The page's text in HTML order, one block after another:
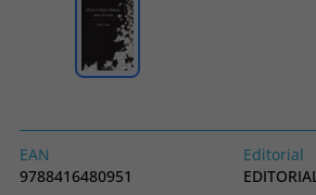
EAN
9788416480951
Editorial